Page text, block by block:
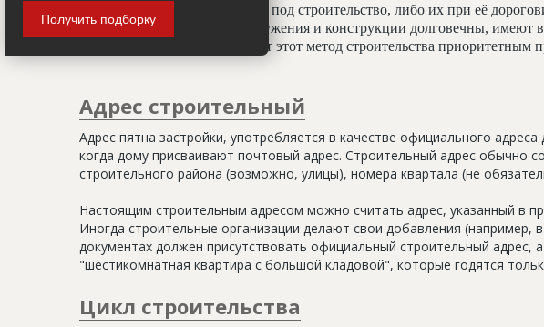
условиях недостатка площади под строительство, либо их при её
застройки. Монолитные сооружения и конструкции долговечны, имеют
тепловой изоляции, что делает этот метод строительства
Адрес строительный
Адрес пятна застройки, употребляется в качестве официального
когда дому присваивают почтовый адрес. Строительный адрес обычно
строительного района (возможно, улицы), номера квартала (не
Настоящим строительным адресом можно считать адрес, указанный в
Иногда строительные организации делают свои добавления (например,
документах должен присутствовать официальный строительный адрес,
"шестикомнатная квартира с большой кладовой", которые годятся
Цикл строительства
Получить подборку